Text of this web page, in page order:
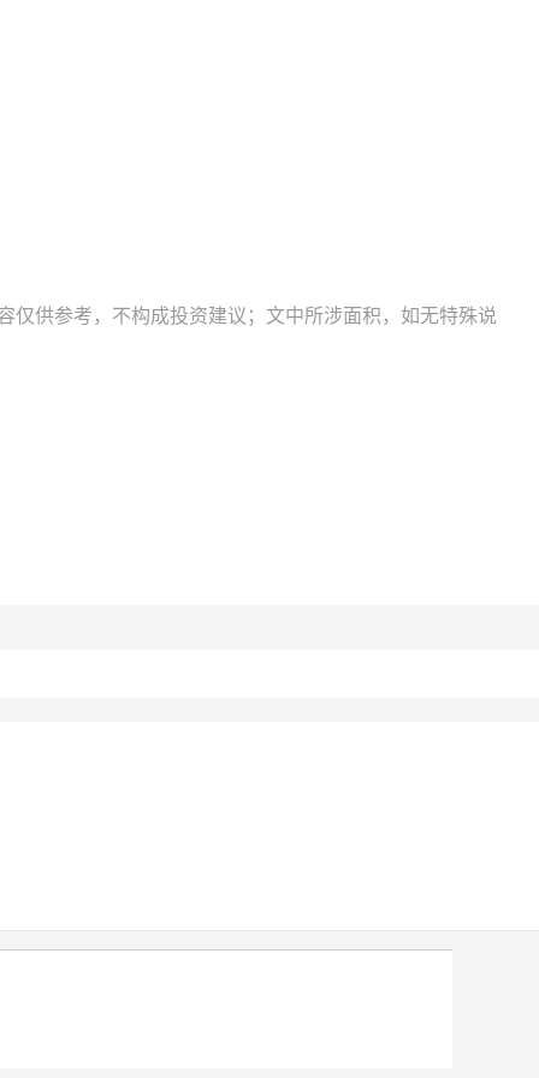
仅供参考，不构成投资建议；文中所涉面积，如无特殊说